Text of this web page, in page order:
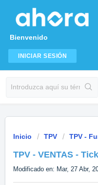
Bienvenido
INICIAR SESIÓN
Inicio TPV TPV -
TPV - VENTAS -
Modificado en: Mar, 27 Abr,